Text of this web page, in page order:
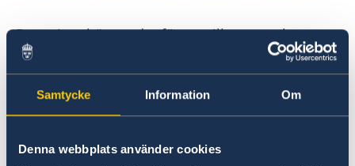
Samtycke Information Om
Denna webbplats använder cookies
Detta innebär att du, för att till exempel
genomföra en intervju, passkontroll eller lämna
biometri personligen måste besöka
ambassaden i Skopje. För att boka tid eller för
att kontakta ambassaden i övriga frågor, hittar
via denna länk.